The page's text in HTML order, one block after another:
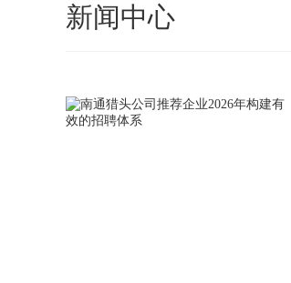
新闻中心